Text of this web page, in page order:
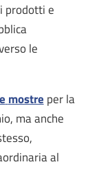
prodotti e
le
mostreper la
ma anche
al